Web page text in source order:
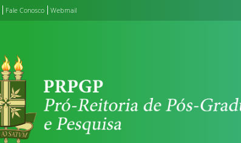
Fale Conosco Webmail